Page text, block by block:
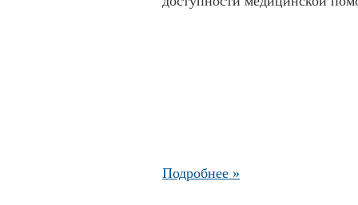
Подробнее »